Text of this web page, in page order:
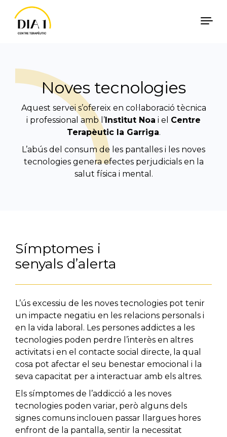
Noves tecnologies
Aquest servei s’ofereix en col·laboració tècnica
i professional amb l’Institut Noa i el Centre
Terapèutic la Garriga.
L’abús del consum de les pantalles i les noves
tecnologies genera efectes perjudicials en la
salut física i mental.
Símptomes i
senyals d’alerta
L’ús excessiu de les noves tecnologies pot tenir
un impacte negatiu en les relacions personals i
en la vida laboral. Les persones addictes a les
tecnologies poden perdre l’interès en altres
activitats i en el contacte social directe, la qual
cosa pot afectar el seu benestar emocional i la
seva capacitat per a interactuar amb els altres.
Els símptomes de l’addicció a les noves
tecnologies poden variar, però alguns dels
signes comuns inclouen passar llargues hores
enfront de la pantalla, sentir la necessitat
Català